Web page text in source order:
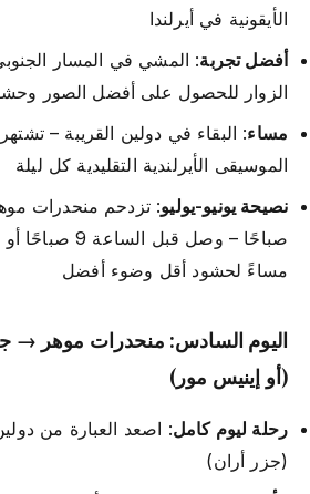
الأيقونية في أيرلندا
أفضل تجربة: المشي في المسار
الزوار للحصول على أفضل الصور
مساء: البقاء في دولين القريبة –
الموسيقى الأيرلندية التقليدية كل ليلة
نصيحة يونيو-يوليو
مساءً لحشود أقل وضوء أفضل
اليوم السادس: منحدرات موهر →
(أو إينيس مور)
رحلة ليوم كامل: اصعد العبارة من
(جزر أران)